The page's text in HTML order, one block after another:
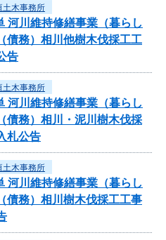
土木事務所
河川維持修繕事業（暮らし
債務）相川他樹木伐採工工
告
土木事務所
河川維持修繕事業（暮らし
債務）相川・泥川樹木伐採
札公告
土木事務所
河川維持修繕事業（暮らし
債務）相川樹木伐採工工事